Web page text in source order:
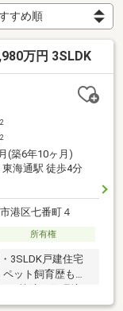
万円 3SLDK
2
2
(築6年10ヶ月)
海通駅 徒歩4分
港区七番町４
所有権
3SLDK戸建住宅
ット飼育歴もあ
ドラッグストアが